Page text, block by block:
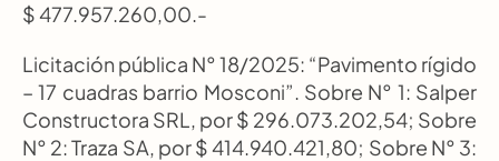
$ 477.957.260,00.-
Licitación pública N° 18/2025: “Pavimento rígido
– 17 cuadras barrio Mosconi”. Sobre N° 1: Salper
Constructora SRL, por $ 296.073.202,54; Sobre
N° 2: Traza SA, por $ 414.940.421,80; Sobre N° 3: